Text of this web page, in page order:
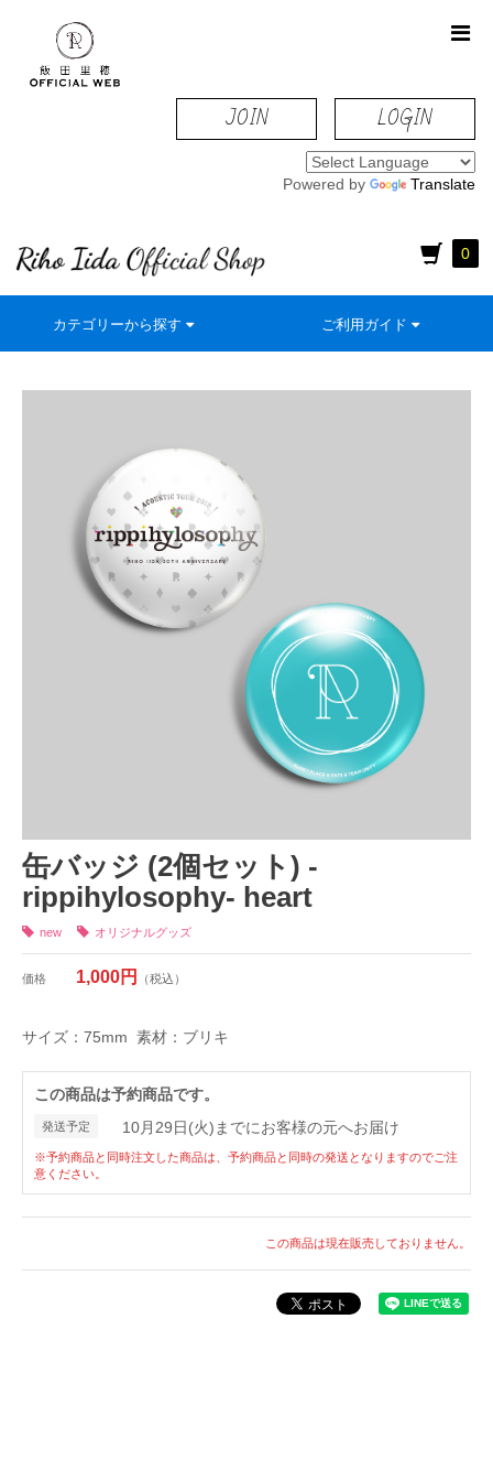
JOIN LOGIN
Powered by Translate
0
カテゴリーから探す ご利用ガイド
缶バッジ (2個セット) -
rippihylosophy- heart
new オリジナルグッズ
価格 1,000円 （税込）
サイズ：75mm 素材：ブリキ
この商品は予約商品です。
発送予定 10月29日(火)までにお客様の元へお届け
※予約商品と同時注文した商品は、予約商品と同時の発送となりますのでご注
意ください。
この商品は現在販売しておりません。